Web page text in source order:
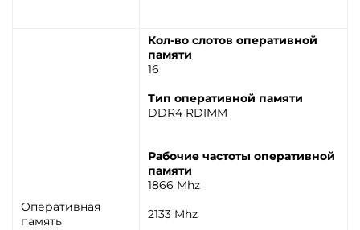
Оперативная
память
Кол-во слотов оперативной
памяти
16
Тип оперативной памяти
DDR4 RDIMM
Рабочие частоты оперативной
памяти
1866 Mhz
2133 Mhz